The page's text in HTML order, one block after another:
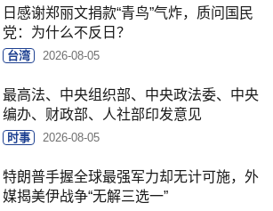
日感谢郑丽文捐款“青鸟”气炸，质问国民
党：为什么不反日？
台湾 2026-08-05
最高法、中央组织部、中央政法委、中央
编办、财政部、人社部印发意见
时事 2026-08-05
特朗普手握全球最强军力却无计可施，外
媒揭美伊战争“无解三选一”